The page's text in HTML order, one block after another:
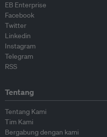
EB Enterprise
Facebook
Twitter
Linkedin
Instagram
Telegram
RSS
Tentang
Tentang Kami
Tim Kami
Bergabung dengan kami